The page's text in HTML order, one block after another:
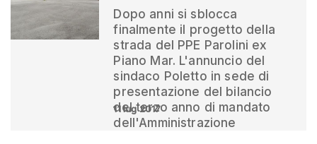
Dopo anni si sblocca
finalmente il progetto della
strada del PPE Parolini ex
Piano Mar. L'annuncio del
sindaco Poletto in sede di
presentazione del bilancio
del terzo anno di mandato
dell'Amministrazione
11 lug 2017